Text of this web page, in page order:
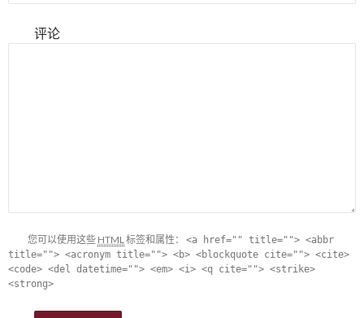
评论
您可以使用这些 HTML标签和属性： <a href="" title=""> <abbr
title=""> <acronym title=""> <b> <blockquote cite=""> <cite>
<code> <del datetime=""> <em> <i> <q cite=""> <strike>
<strong>